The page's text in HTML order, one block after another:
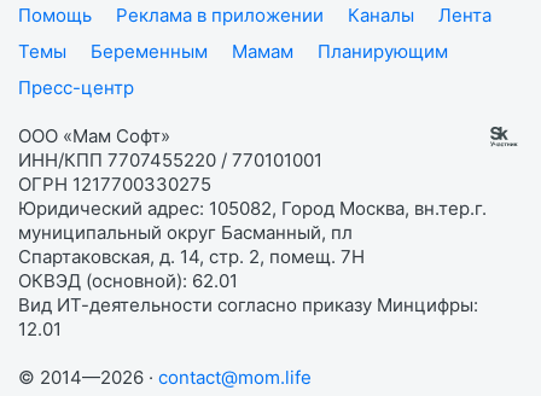
Помощь
Реклама в приложении Каналы
Лента
Темы
Беременным Мамам
Планирующим
Пресс-центр
ООО «Мам Софт»
ИНН/КПП 7707455220 / 770101001
ОГРН 1217700330275
Юридический адрес: 105082, Город Москва, вн.тер.г.
муниципальный округ Басманный, пл
Спартаковская, д. 14, стр. 2, помещ. 7Н
ОКВЭД (основной): 62.01
Вид ИТ-деятельности согласно приказу Минцифры:
12.01
© 2014—2026 · contact@mom.life